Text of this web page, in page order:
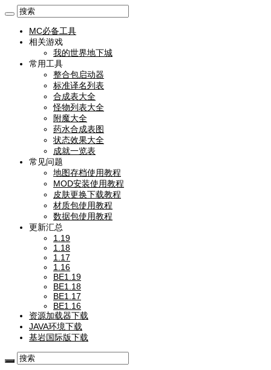
MC必备工具
相关游戏
我的世界地下城
常用工具
整合包启动器
标准译名列表
合成表大全
怪物列表大全
附魔大全
药水合成表图
状态效果大全
成就一览表
常见问题
地图存档使用教程
MOD安装使用教程
皮肤更换下载教程
材质包使用教程
数据包使用教程
更新汇总
1.19
1.18
1.17
1.16
BE1.19
BE1.18
BE1.17
BE1.16
资源加载器下载
JAVA环境下载
基岩国际版下载